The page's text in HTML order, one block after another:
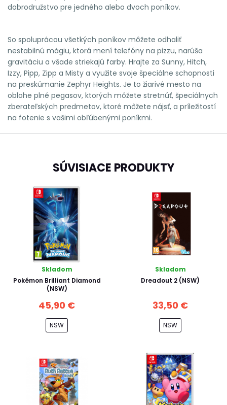
dobrodružstvo pre jedného alebo dvoch poníkov.
So spoluprácou všetkých poníkov môžete odhaliť
nestabilnú mágiu, ktorá mení telefóny na pizzu, narúša
gravitáciu a všade striekajú farby. Hrajte za Sunny, Hitch,
Izzy, Pipp, Zipp a Misty a využite svoje špeciálne schopnosti
na preskúmanie Zephyr Heights. Je to žiarivé mesto na
oblohe plné pegasov, ktorých môžete stretnúť, špeciálnych
zberateľských predmetov, ktoré môžete nájsť, a príležitostí
na fotenie s vašimi obľúbenými poníkmi.
SÚVISIACE PRODUKTY
Skladom
Pokémon Brilliant Diamond
(NSW)
45,90 €
NSW
Skladom
Dreadout 2 (NSW)
33,50 €
NSW